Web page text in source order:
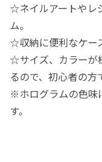
☆ネイルアートやレ
ム。
☆収納に便利なケー
☆サイズ、カラーが
るので、初心者の
※ホログラムの色味
す。